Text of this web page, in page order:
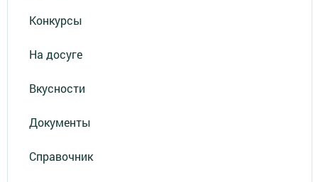
Конкурсы
На досуге
Вкусности
Документы
Справочник